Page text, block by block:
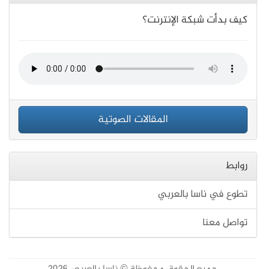
كيف بدأت شبكة الإنترنت؟
المقالات الصوتية
روابط
تطوع في ناسا بالعربي
تواصل معنا